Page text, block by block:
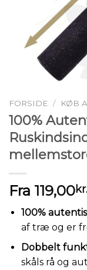
FORSIDE / KØB
100%
Fra 119,00kr.
100%
af træ og er
Dobbelt
skåls rå og